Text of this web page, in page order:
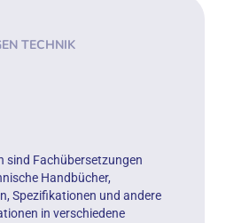
TECHNIK
sind Fachübersetzungen
Handbücher,
Spezifikationen und andere
in verschiedene